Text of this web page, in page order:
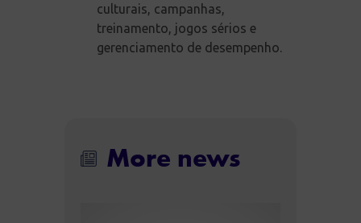
culturais, campanhas,
treinamento, jogos sérios e
gerenciamento de desempenho.
More news